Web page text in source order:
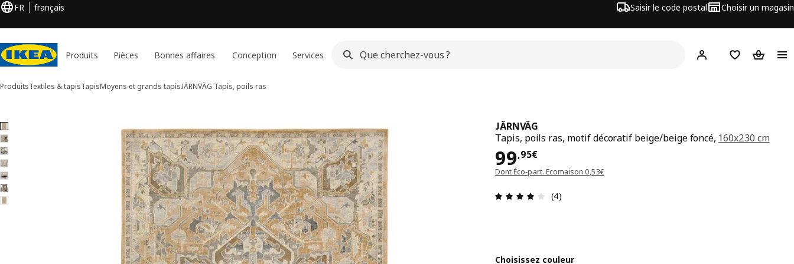
FR français Saisir le code postal Choisir un magasin
Produits Pièces Bonnes affaires Conception Services Mon compteFavorisPanier
ProduitsTextiles & tapisTapisMoyens et grands tapisJÄRNVÄG Tapis, poils ras
7 images de JÄRNVÄG
les images
JÄRNVÄG
Tapis, poils ras, motif décoratif beige/beige foncé, 160x230 cm
99,95€
Prix 99,95€
Dont Éco-part. Ecomaison 0,53€
Avis: 4 sur 5 étoiles Nombre total d'avis: 4
(4)
Choisissez couleur